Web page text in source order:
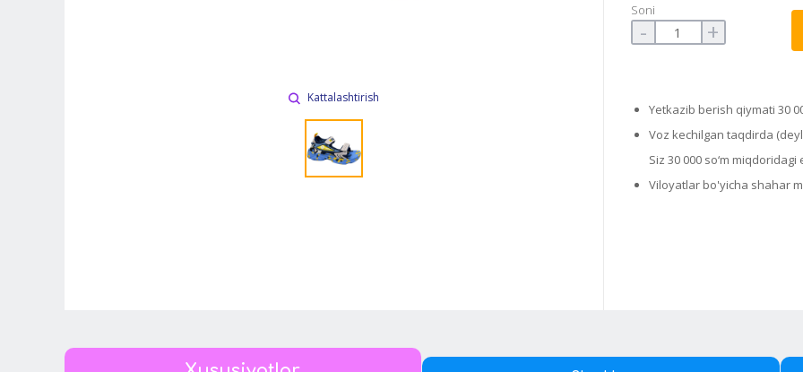
Kattalashtirish
Soni
- +
Yetkazib berish qiymati 30
Voz kechilgan taqdirda
Siz 30 000 so‘m
Viloyatlar bo'yicha shahar